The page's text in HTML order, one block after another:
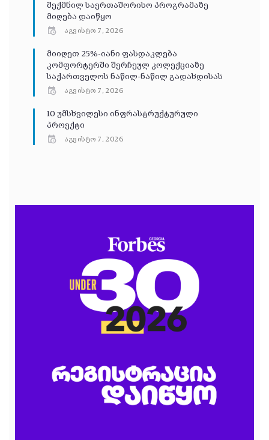
შექმნილ საერთაშორისო პროგრამაზე
მიღება დაიწყო
აგვისტო 7, 2026
მიიღეთ 25%-იანი ფასდაკლება
კომფორტერში შერჩეულ კოლექციაზე
საქართველოს ნაწილ-ნაწილ გადახდისას
აგვისტო 7, 2026
10 უმსხვილესი ინფრასტრუქტურული
პროექტი
აგვისტო 7, 2026